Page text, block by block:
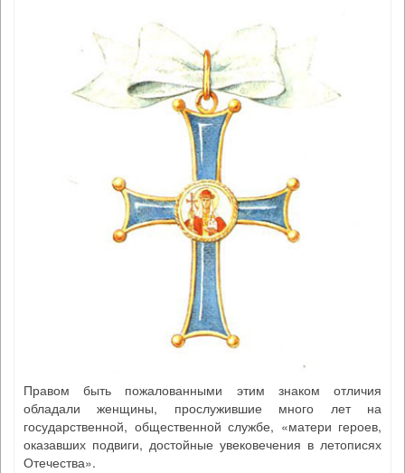
Правом быть пожалованными этим знаком отличия
обладали женщины, прослужившие много лет на
государственной, общественной службе, «матери героев,
оказавших подвиги, достойные увековечения в летописях
Отечества».